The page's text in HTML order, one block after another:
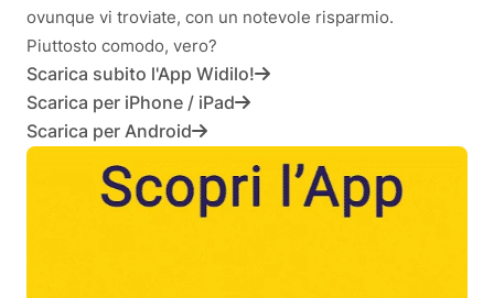
ovunque vi troviate, con un notevole risparmio.
Piuttosto comodo, vero?
Scarica subito l'App Widilo!
Scarica per iPhone / iPad
Scarica per Android